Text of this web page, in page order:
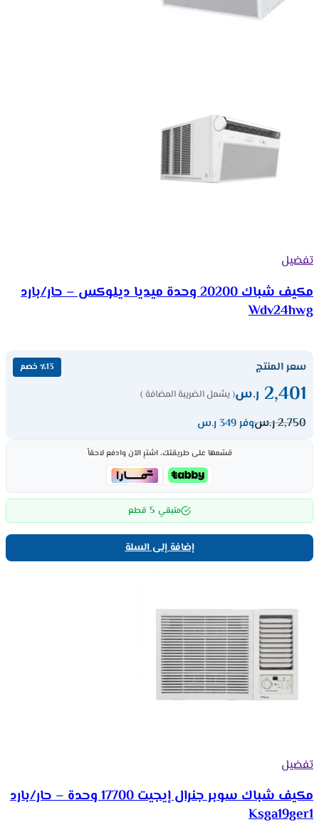
تفضيل
مكيف شباك 20200 وحدة ميديا ديلوكس – حار/بارد
Wdv24hwg
سعر المنتج ٪13 خصم
2,401 ر.س( يشمل الضريبة المضافة )
2,750ر.سوفر 349 ر.س
قسّمها على طريقتك، اشترِ الآن وادفع لاحقاً
متبقي 5 قطع
إضافة إلى السلة
تفضيل
مكيف شباك سوبر جنرال إيجيت 17700 وحدة – حار/بارد
Ksga19ger1